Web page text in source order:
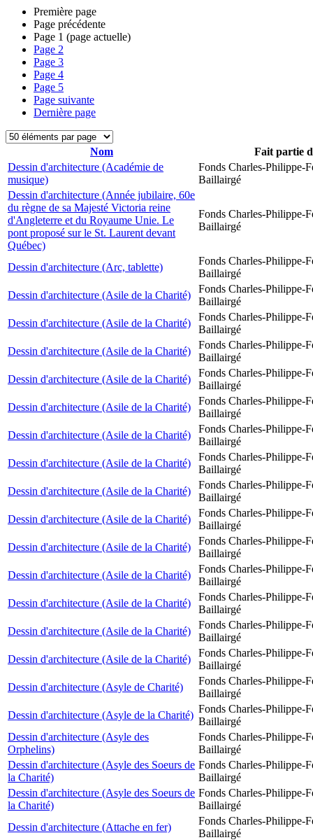
Première page
Page précédente
Page 1 (page actuelle)
Page 2
Page 3
Page 4
Page 5
Page suivante
Dernière page
Nom
Fait partie
Dessin d'architecture (Académie de
musique)
Fonds Charles-Philippe-
Baillairgé
Dessin d'architecture (Année jubilaire, 60e
du règne de sa Majesté Victoria reine
d'Angleterre et du Royaume Unie. Le
pont proposé sur le St. Laurent devant
Québec)
Fonds Charles-Philippe-
Baillairgé
Dessin d'architecture (Arc, tablette)
Fonds Charles-Philippe-
Baillairgé
Dessin d'architecture (Asile de la Charité)
Fonds Charles-Philippe-
Baillairgé
Dessin d'architecture (Asile de la Charité)
Fonds Charles-Philippe-
Baillairgé
Dessin d'architecture (Asile de la Charité)
Fonds Charles-Philippe-
Baillairgé
Dessin d'architecture (Asile de la Charité)
Fonds Charles-Philippe-
Baillairgé
Dessin d'architecture (Asile de la Charité)
Fonds Charles-Philippe-
Baillairgé
Dessin d'architecture (Asile de la Charité)
Fonds Charles-Philippe-
Baillairgé
Dessin d'architecture (Asile de la Charité)
Fonds Charles-Philippe-
Baillairgé
Dessin d'architecture (Asile de la Charité)
Fonds Charles-Philippe-
Baillairgé
Dessin d'architecture (Asile de la Charité)
Fonds Charles-Philippe-
Baillairgé
Dessin d'architecture (Asile de la Charité)
Fonds Charles-Philippe-
Baillairgé
Dessin d'architecture (Asile de la Charité)
Fonds Charles-Philippe-
Baillairgé
Dessin d'architecture (Asile de la Charité)
Fonds Charles-Philippe-
Baillairgé
Dessin d'architecture (Asile de la Charité)
Fonds Charles-Philippe-
Baillairgé
Dessin d'architecture (Asile de la Charité)
Fonds Charles-Philippe-
Baillairgé
Dessin d'architecture (Asyle de Charité)
Fonds Charles-Philippe-
Baillairgé
Dessin d'architecture (Asyle de la Charité)
Fonds Charles-Philippe-
Baillairgé
Dessin d'architecture (Asyle des
Orphelins)
Fonds Charles-Philippe-
Baillairgé
Dessin d'architecture (Asyle des Soeurs de
la Charité)
Fonds Charles-Philippe-
Baillairgé
Dessin d'architecture (Asyle des Soeurs de
la Charité)
Fonds Charles-Philippe-
Baillairgé
Dessin d'architecture (Attache en fer)
Fonds Charles-Philippe-
Baillairgé